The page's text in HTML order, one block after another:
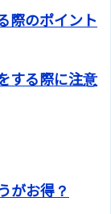
際のポイント
する際に注意
がお得？